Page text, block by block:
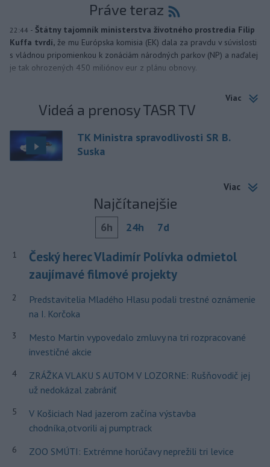
Práve teraz
22:44 - Štátny tajomník ministerstva životného prostredia Filip
Kuffa tvrdí, že mu Európska komisia (EK) dala za pravdu v súvislosti
s vládnou pripomienkou k zonáciám národných parkov (NP) a naďalej
je tak ohrozených 450 miliónov eur z plánu obnovy.
Viac
Videá a prenosy TASR TV
TK Ministra spravodlivosti SR B.
Suska
Viac
Najčítanejšie
6h 24h 7d
1
Český herec Vladimír Polívka odmietol
zaujímavé filmové projekty
2
Predstavitelia Mladého Hlasu podali trestné oznámenie
na I. Korčoka
3
Mesto Martin vypovedalo zmluvy na tri rozpracované
investičné akcie
4
ZRÁŽKA VLAKU S AUTOM V LOZORNE: Rušňovodič jej
už nedokázal zabrániť
5
V Košiciach Nad jazerom začína výstavba
chodníka,otvorili aj pumptrack
6 ZOO SMÚTI: Extrémne horúčavy neprežili tri levice